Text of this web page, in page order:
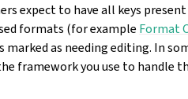
expect to have all keys
formats (for example Format
as needing editing. In
framework you use to handle